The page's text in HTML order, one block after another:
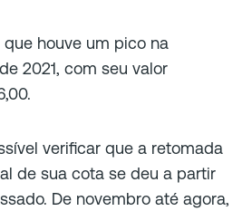
houve um pico na
2021, com seu valor
verificar que a retomada
de sua cota se deu a partir
De novembro até agora,